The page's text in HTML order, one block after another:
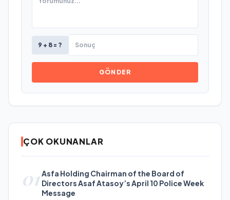
9 + 8 = ?
GÖNDER
ÇOK OKUNANLAR
01Asfa Holding Chairman of the Board of
Directors Asaf Atasoy’s April 10 Police Week
Message